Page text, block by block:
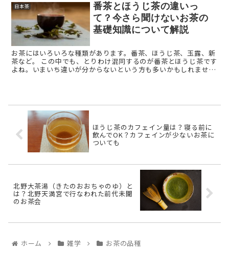
日本茶
番茶とほうじ茶の違いっ
て？今さら聞けないお茶の
基礎知識について解説
お茶にはいろいろな種類があります。番茶、ほうじ茶、玉露、新
茶など。 この中でも、とりわけ混同するのが番茶とほうじ茶です
よね。いまいち違いが分からないという方も多いかもしれませ
ほうじ茶のカフェイン量は？寝る前に
飲んでOK？カフェインが少ないお茶に
ついても
北野大茶湯（きたのおおちゃのゆ）と
は？北野天満宮で行なわれた前代未聞
のお茶会
ホーム 雑学 お茶の品種